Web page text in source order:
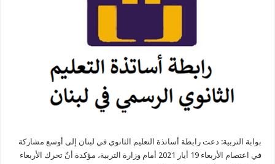
بوابة التربية: دعت رابطة أساتذة التعليم الثانوي في لبنان إلى أوسع مشاركة
في اعتصام الأربعاء 19 أيار 2021 أمام وزارة التربية، مؤكدة أنّ تحرك الأربعاء